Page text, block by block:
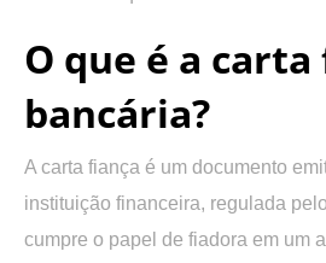
O que é a carta
bancária?
A carta fiança é um documento
instituição financeira, regulada
cumpre o papel de fiadora em um